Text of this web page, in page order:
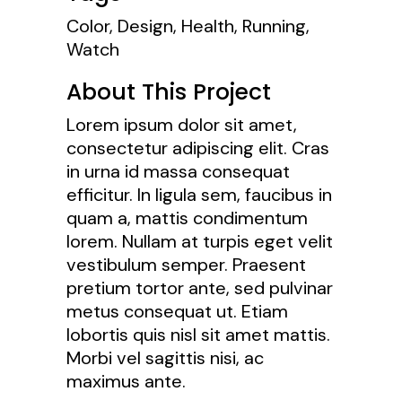
Color, Design, Health, Running,
Watch
About This Project
Lorem ipsum dolor sit amet,
consectetur adipiscing elit. Cras
in urna id massa consequat
efficitur. In ligula sem, faucibus in
quam a, mattis condimentum
lorem. Nullam at turpis eget velit
vestibulum semper. Praesent
pretium tortor ante, sed pulvinar
metus consequat ut. Etiam
lobortis quis nisl sit amet mattis.
Morbi vel sagittis nisi, ac
maximus ante.